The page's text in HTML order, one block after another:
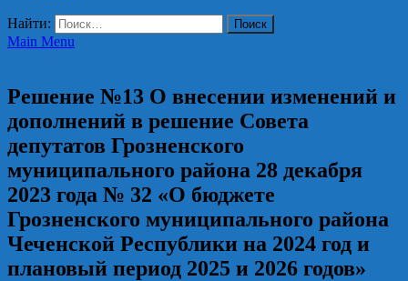
Найти:
Main Menu
Решение №13 О внесении изменений и
дополнений в решение Совета
депутатов Грозненского
муниципального района 28 декабря
2023 года № 32 «О бюджете
Грозненского муниципального района
Чеченской Республики на 2024 год и
плановый период 2025 и 2026 годов»